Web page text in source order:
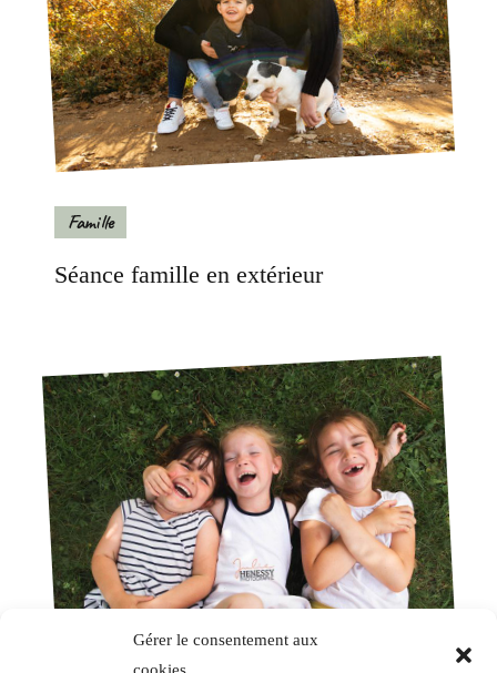
Gérer le consentement aux
Famille
Séance famille en extérieur